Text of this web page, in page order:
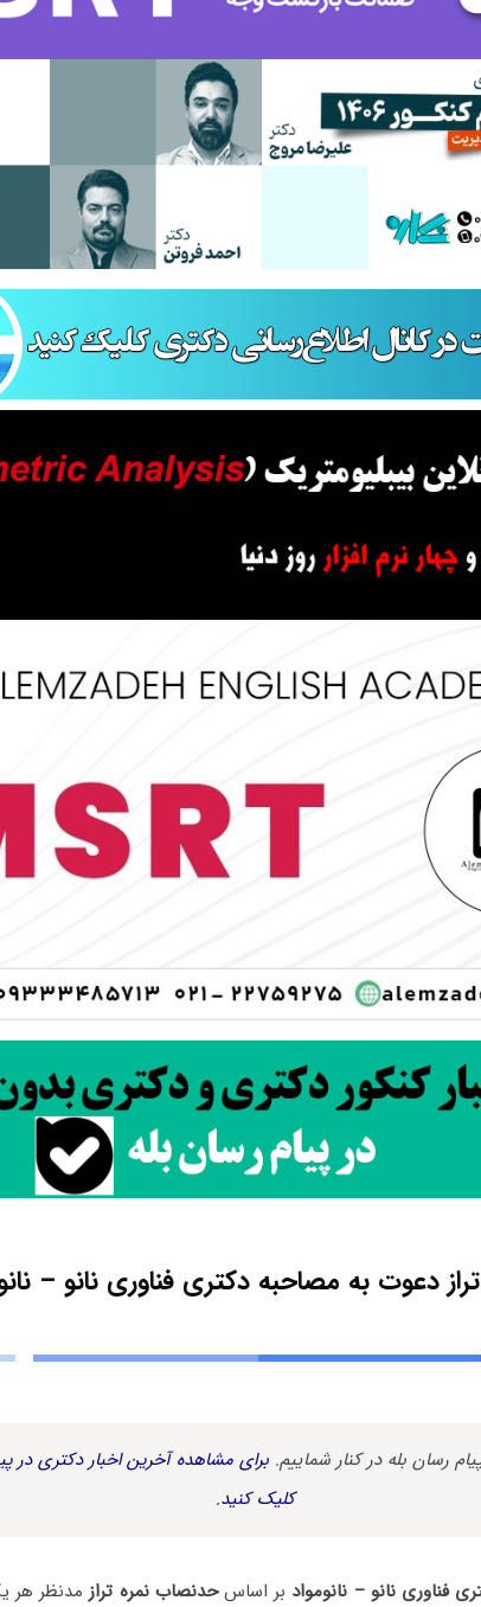
دعوت به مصاحبه دکتری فناوری نانو –
رسان بله در کنار شماییم. برای مشاهده آخرین اخبار دکتری در
کلیک کنید.
فناوری نانو – نانومواد بر اساسحدنصاب نمره ترازمدنظر هر